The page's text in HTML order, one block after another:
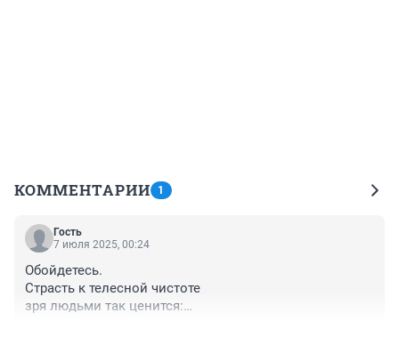
КОММЕНТАРИИ 1
Гость
7 июля 2025, 00:24
Обойдетесь.
Страсть к телесной чистоте
зря людьми так ценится: